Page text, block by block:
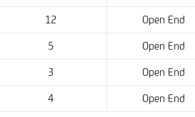
12 Open End
5 Open End
3 Open End
4 Open End